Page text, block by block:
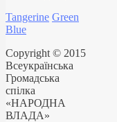
Tangerine Green
Blue
Copyright © 2015
Всеукраїнська
Громадська
спілка
«НАРОДНА
ВЛАДА»